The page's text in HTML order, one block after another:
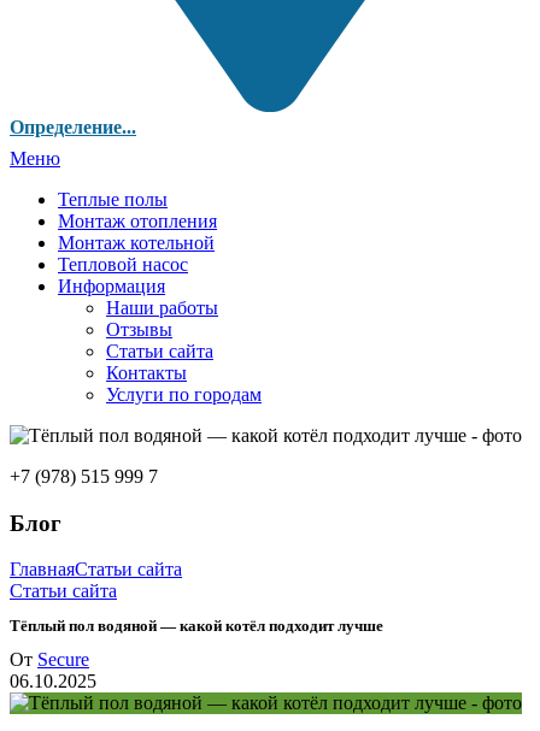
Определение...
Меню
Теплые полы
Монтаж отопления
Монтаж котельной
Тепловой насос
Информация
Наши работы
Отзывы
Статьи сайта
Контакты
Услуги по городам
+7 (978) 515 999 7
Блог
ГлавнаяСтатьи сайта
Статьи сайта
Тёплый пол водяной — какой котёл подходит лучше
От Secure
06.10.2025